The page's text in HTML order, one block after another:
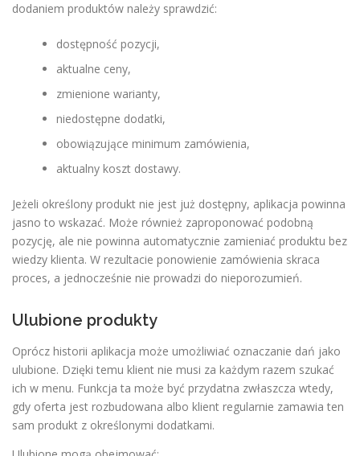
dodaniem produktów należy sprawdzić:
dostępność pozycji,
aktualne ceny,
zmienione warianty,
niedostępne dodatki,
obowiązujące minimum zamówienia,
aktualny koszt dostawy.
Jeżeli określony produkt nie jest już dostępny, aplikacja powinna
jasno to wskazać. Może również zaproponować podobną
pozycję, ale nie powinna automatycznie zamieniać produktu bez
wiedzy klienta. W rezultacie ponowienie zamówienia skraca
proces, a jednocześnie nie prowadzi do nieporozumień.
Ulubione produkty
Oprócz historii aplikacja może umożliwiać oznaczanie dań jako
ulubione. Dzięki temu klient nie musi za każdym razem szukać
ich w menu. Funkcja ta może być przydatna zwłaszcza wtedy,
gdy oferta jest rozbudowana albo klient regularnie zamawia ten
sam produkt z określonymi dodatkami.